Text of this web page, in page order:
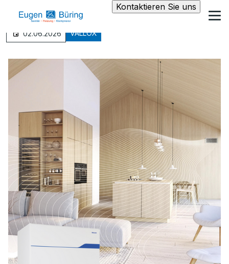
Kontaktieren Sie uns
02.06.2026 VALLOX